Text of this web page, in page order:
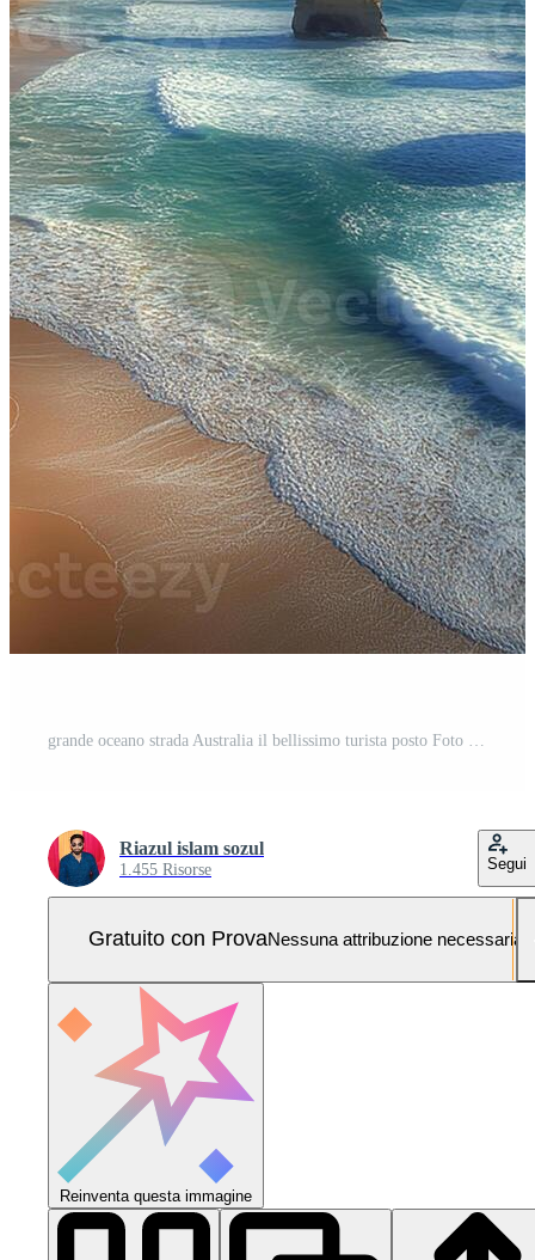
Riazul islam sozul
1.455 Risorse Segui
Gratuito con ProvaNessuna attribuzione necessaria
Reinventa questa immagine